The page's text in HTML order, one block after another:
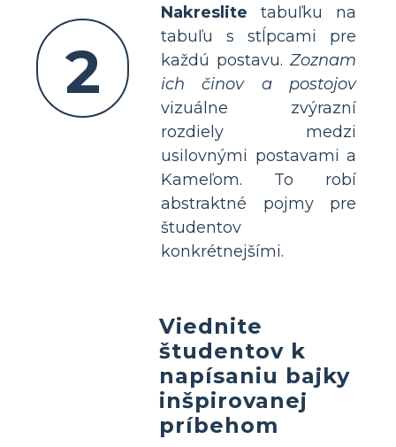
2
Nakreslite tabuľku na
tabuľu s stĺpcami pre
každú postavu. Zoznam
ich činov a postojov
vizuálne zvýrazní
rozdiely medzi
usilovnými postavami a
Kameľom. To robí
abstraktné pojmy pre
študentov
konkrétnejšími.
Viednite
študentov k
napísaniu bajky
inšpirovanej
príbehom